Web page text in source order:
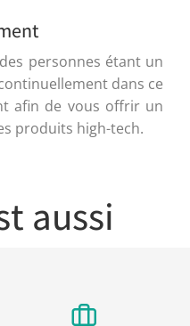
personnes étant un
dans ce
afin de vous offrir un
produits high-tech.
aussi